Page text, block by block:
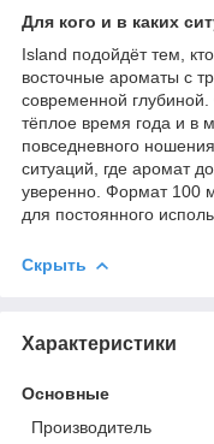
Для кого и в каких
Island подойдёт тем,
восточные ароматы с
современной
тёплое время года и в
повседневного
ситуаций, где аромат
уверенно. Формат 100
для постоянного
Скрыть
Характеристики
Основные
Производитель